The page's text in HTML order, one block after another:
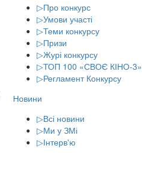
▷Про конкурс
▷Умови участі
▷Теми конкурсу
▷Призи
▷Журі конкурсу
▷ТОП 100 «СВОЄ КІНО-3»
▷Регламент Конкурсу
Новини
▷Всі новини
▷Ми у ЗМі
▷Інтерв'ю